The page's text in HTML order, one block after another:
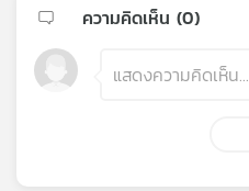
ความคิดเห็น (0)